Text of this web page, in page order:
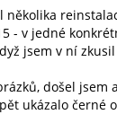
několika
- v jedné
jsem v ní
došel
ukázalo černé